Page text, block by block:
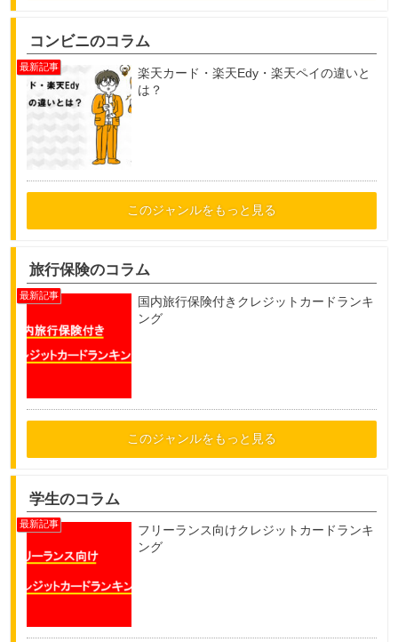
コンビニのコラム
楽天カード・楽天Edy・楽天ペイの違いと
は？
このジャンルをもっと見る
旅行保険のコラム
国内旅行保険付きクレジットカードランキ
ング
このジャンルをもっと見る
学生のコラム
フリーランス向けクレジットカードランキ
ング